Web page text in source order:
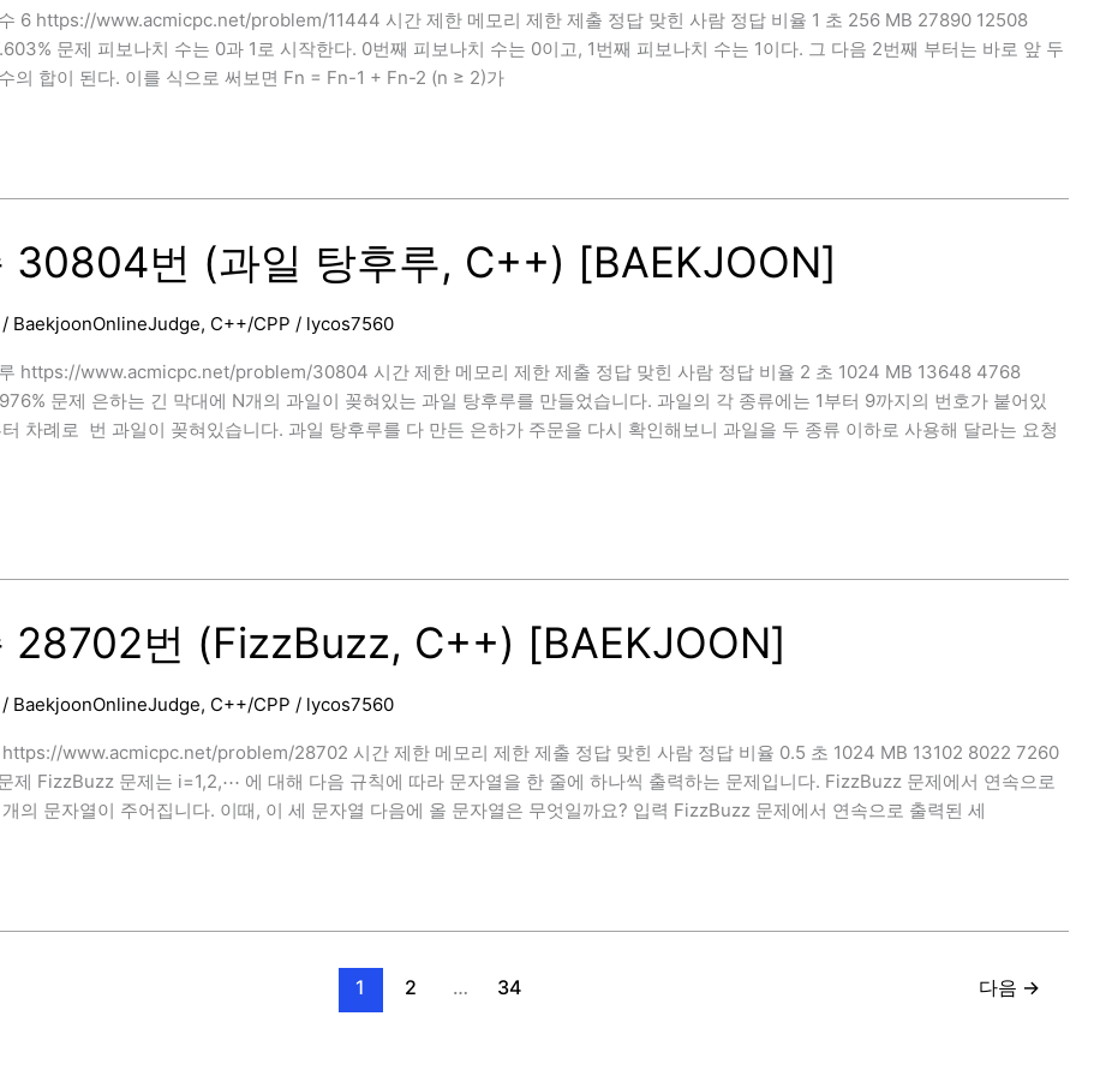
6 https://www.acmicpc.net/problem/11444 시간 제한 메모리 제한 제출 정답 맞힌 사람 정답 비율 1 초 256 MB 27890 12508
문제 피보나치 수는 0과 1로 시작한다. 0번째 피보나치 수는 0이고, 1번째 피보나치 수는 1이다. 그 다음 2번째 부터는 바로 앞 두
의 합이 된다. 이를 식으로 써보면 Fn = Fn-1 + Fn-2 (n ≥ 2)가
30804번 (과일 탕후루, C++) [BAEKJOON]
/ BaekjoonOnlineJudge, C++/CPP / lycos7560
https://www.acmicpc.net/problem/30804 시간 제한 메모리 제한 제출 정답 맞힌 사람 정답 비율 2 초 1024 MB 13648 4768
문제 은하는 긴 막대에 N개의 과일이 꽂혀있는 과일 탕후루를 만들었습니다. 과일의 각 종류에는 1부터 9까지의 번호가 붙어있
차례로 번 과일이 꽂혀있습니다. 과일 탕후루를 다 만든 은하가 주문을 다시 확인해보니 과일을 두 종류 이하로 사용해 달라는 요청
28702번 (FizzBuzz, C++) [BAEKJOON]
/ BaekjoonOnlineJudge, C++/CPP / lycos7560
www.acmicpc.net/problem/28702 시간 제한 메모리 제한 제출 정답 맞힌 사람 정답 비율 0.5 초 1024 MB 13102 8022 7260
제 FizzBuzz 문제는 i=1,2,⋯ 에 대해 다음 규칙에 따라 문자열을 한 줄에 하나씩 출력하는 문제입니다. FizzBuzz 문제에서 연속으로
의 문자열이 주어집니다. 이때, 이 세 문자열 다음에 올 문자열은 무엇일까요? 입력 FizzBuzz 문제에서 연속으로 출력된 세
1 2 … 34 다음 →